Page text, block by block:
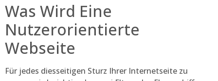
Was Wird Eine
Nutzerorientierte
Webseite
Für jedes diesseitigen Sturz Ihrer Internetseite zu